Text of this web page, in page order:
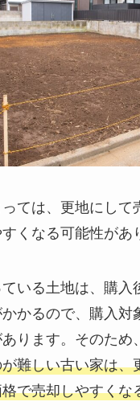
ては、更地にして
くなる可能性があ
いる土地は、購入
かるので、購入対
ります。そのため、
難しい古い家は、
で売却しやすくな